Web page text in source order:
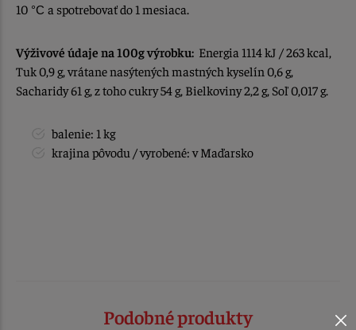
10 °C a spotrebovať do 1 mesiaca.
Výživové údaje na 100g výrobku: Energia 1114 kJ / 263 kcal,
Tuk 0,9 g, vrátane nasýtených mastných kyselín 0,6 g,
Sacharidy 61 g, z toho cukry 54 g, Bielkoviny 2,2 g, Soľ 0,017 g.
balenie: 1 kg
krajina pôvodu / vyrobené: v Maďarsko
Podobné produkty